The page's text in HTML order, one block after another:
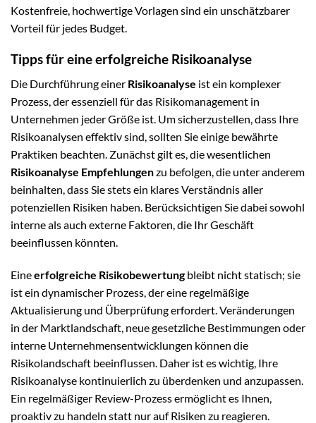
Kostenfreie, hochwertige Vorlagen sind ein unschätzbarer
Vorteil für jedes Budget.
Tipps für eine erfolgreiche Risikoanalyse
Die Durchführung einer Risikoanalyse ist ein komplexer
Prozess, der essenziell für das Risikomanagement in
Unternehmen jeder Größe ist. Um sicherzustellen, dass Ihre
Risikoanalysen effektiv sind, sollten Sie einige bewährte
Praktiken beachten. Zunächst gilt es, die wesentlichen
Risikoanalyse Empfehlungenzu befolgen, die unter anderem
beinhalten, dass Sie stets ein klares Verständnis aller
potenziellen Risiken haben. Berücksichtigen Sie dabei sowohl
interne als auch externe Faktoren, die Ihr Geschäft
beeinflussen könnten.
Eineerfolgreiche Risikobewertungbleibt nicht statisch; sie
ist ein dynamischer Prozess, der eine regelmäßige
Aktualisierung und Überprüfung erfordert. Veränderungen
in der Marktlandschaft, neue gesetzliche Bestimmungen oder
interne Unternehmensentwicklungen können die
Risikolandschaft beeinflussen. Daher ist es wichtig, Ihre
Risikoanalyse kontinuierlich zu überdenken und anzupassen.
Ein regelmäßiger Review-Prozess ermöglicht es Ihnen,
proaktiv zu handeln statt nur auf Risiken zu reagieren.